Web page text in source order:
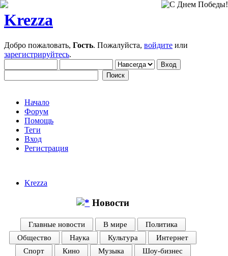
Krezza
Добро пожаловать, Гость. Пожалуйста, войдите или
зарегистрируйтесь.
Начало
Форум
Помощь
Теги
Вход
Регистрация
Krezza
Новости
Главные новости В мире
Политика
Общество
Наука Культура
Интернет
Спорт
Кино Музыка Шоу-бизнес